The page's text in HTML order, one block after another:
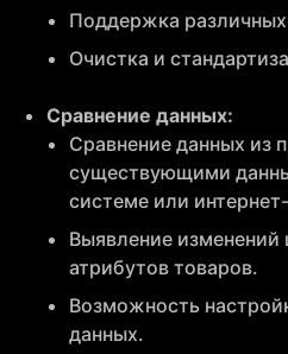
Поддержка
Очистка и
Сравнение данных:
Сравнение данных из
существующими
системе или
Выявление изменений
атрибутов товаров.
Возможность
данных.